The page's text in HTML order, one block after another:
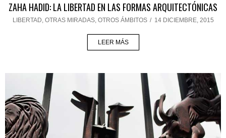
ZAHA HADID: LA LIBERTAD EN LAS FORMAS ARQUITECTÓNICAS
LIBERTAD, OTRAS MIRADAS, OTROS ÁMBITOS / 14 DICIEMBRE, 2015
LEER MÁS